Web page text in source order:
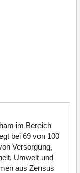
im Bereich
bei 69 von 100
Versorgung,
Umwelt und
aus Zensus